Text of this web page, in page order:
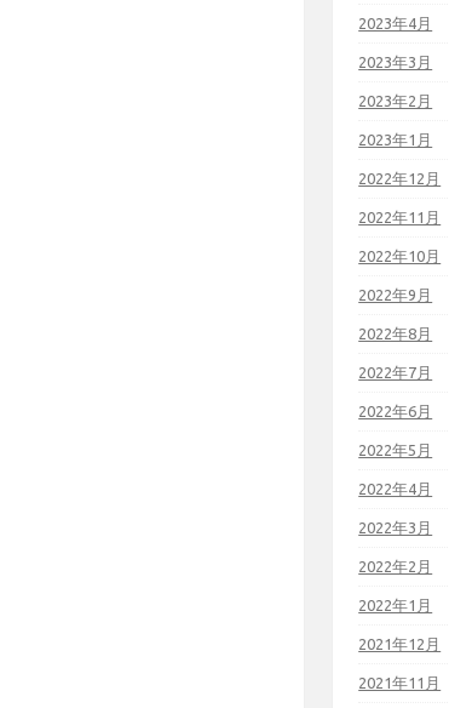
2023年4月
2023年3月
2023年2月
2023年1月
2022年12月
2022年11月
2022年10月
2022年9月
2022年8月
2022年7月
2022年6月
2022年5月
2022年4月
2022年3月
2022年2月
2022年1月
2021年12月
2021年11月